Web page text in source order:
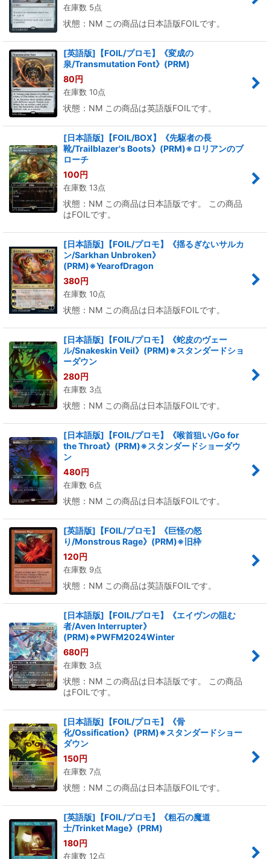
在庫数 5点
状態：NM この商品は日本語版FOILです。
[英語版]【FOIL/プロモ】《変成の
泉/Transmutation Font》(PRM)
80円
在庫数 10点
状態：NM この商品は英語版FOILです。
[日本語版]【FOIL/BOX】《先駆者の長
靴/Trailblazer's Boots》(PRM)※ロリアンのブ
ローチ
100円
在庫数 13点
状態：NM この商品は日本語版です。 この商品
はFOILです。
[日本語版]【FOIL/プロモ】《揺るぎないサルカ
ン/Sarkhan Unbroken》
(PRM)※YearofDragon
380円
在庫数 10点
状態：NM この商品は日本語版FOILです。
[日本語版]【FOIL/プロモ】《蛇皮のヴェー
ル/Snakeskin Veil》(PRM)※スタンダードショ
ーダウン
280円
在庫数 3点
状態：NM この商品は日本語版FOILです。
[日本語版]【FOIL/プロモ】《喉首狙い/Go for
the Throat》(PRM)※スタンダードショーダウ
ン
480円
在庫数 6点
状態：NM この商品は日本語版FOILです。
[英語版]【FOIL/プロモ】《巨怪の怒
り/Monstrous Rage》(PRM)※旧枠
120円
在庫数 9点
状態：NM この商品は英語版FOILです。
[日本語版]【FOIL/プロモ】《エイヴンの阻む
者/Aven Interrupter》
(PRM)※PWFM2024Winter
680円
在庫数 3点
状態：NM この商品は日本語版です。 この商品
はFOILです。
[日本語版]【FOIL/プロモ】《骨
化/Ossification》(PRM)※スタンダードショー
ダウン
150円
在庫数 7点
状態：NM この商品は日本語版FOILです。
[英語版]【FOIL/プロモ】《粗石の魔道
士/Trinket Mage》(PRM)
180円
在庫数 12点